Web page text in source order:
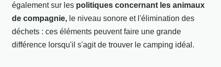
également sur les politiques concernant les animaux
de compagnie, le niveau sonore et l'élimination des
déchets : ces éléments peuvent faire une grande
différence lorsqu'il s'agit de trouver le camping idéal.